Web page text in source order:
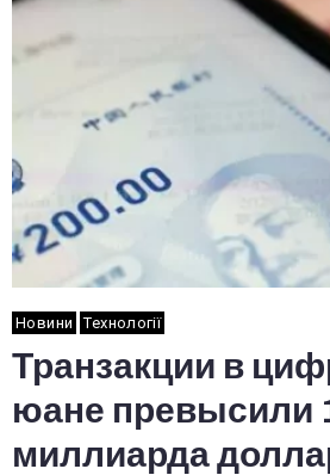
Новини Технології
Транзакции в
юане превысили
миллиарда